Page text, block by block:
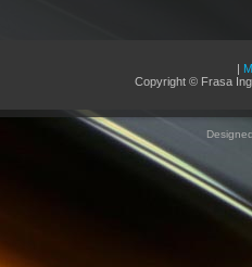
|
Copyright © Frasa